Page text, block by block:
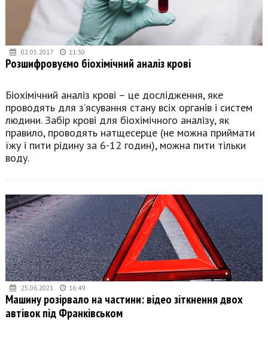
02.05.2017 11:30
Розшифровуємо біохімічний аналіз крові
Біохімічний аналіз крові – це дослідження, яке
проводять для з’ясування стану всіх органів і систем
людини. Забір крові для біохімічного аналізу, як
правило, проводять натщесерце (не можна приймати
їжу і пити рідину за 6-12 годин), можна пити тільки
воду.
25.06.2021 16:49
Машину розірвало на частини: відео зіткнення двох
автівок під Франківськом